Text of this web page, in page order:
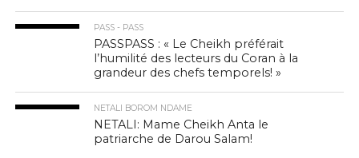
PASS - PASS
PASSPASS : « Le Cheikh préférait
l’humilité des lecteurs du Coran à la
grandeur des chefs temporels! »
NETALI BOROM NDAME
NETALI: Mame Cheikh Anta le
patriarche de Darou Salam!